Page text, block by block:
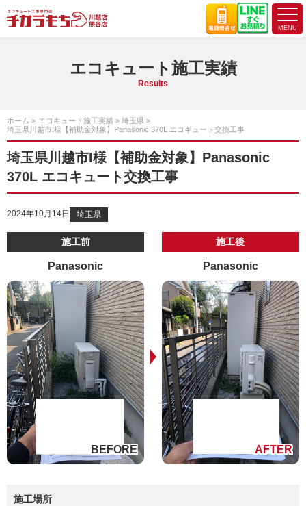
エコキュート施工実績
Results
ホーム エコキュート施工実績
埼玉県
埼玉県川越市I様【補助金対象】Panasonic 370L エコキュート交換工事
埼玉県川越市I様【補助金対象】Panasonic
370L エコキュート交換工事
2024年10月14日 埼玉県
施工前
Panasonic
施工後
Panasonic
施工場所